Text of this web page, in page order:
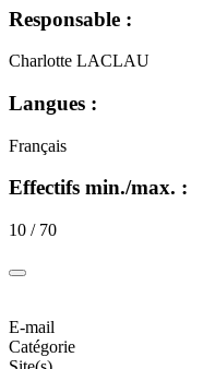
Responsable :
Charlotte LACLAU
Langues :
Français
Effectifs min./max. :
10 / 70
E-mail
Catégorie